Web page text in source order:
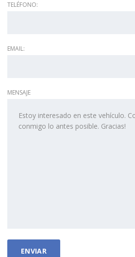
TELÉFONO:
EMAIL:
MENSAJE